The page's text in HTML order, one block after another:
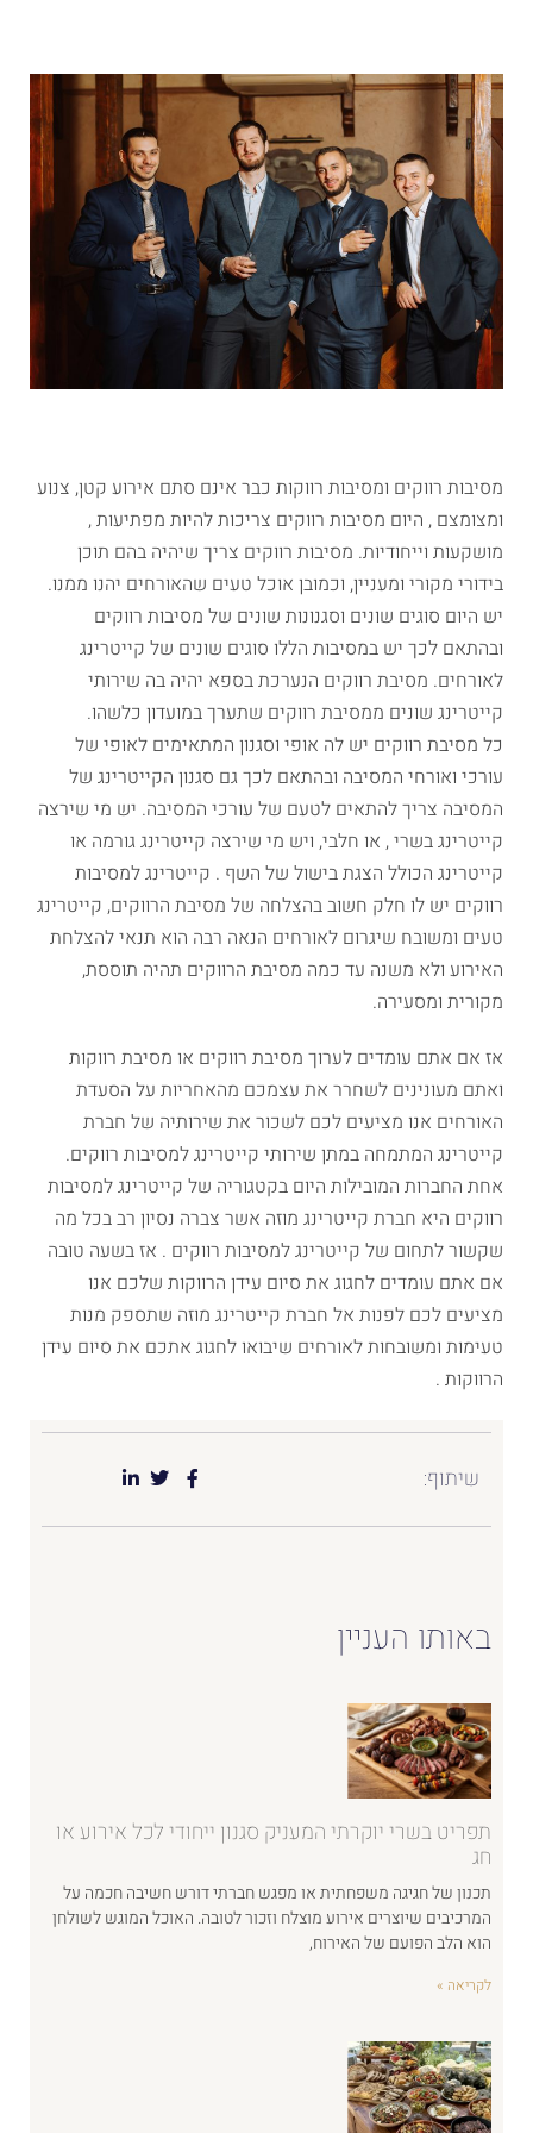
מסיבות רווקים ומסיבות רווקות כבר אינם סתם אירוע קטן, צנוע
ומצומצם , היום מסיבות רווקים צריכות להיות מפתיעות ,
מושקעות וייחודיות. מסיבות רווקים צריך שיהיה בהם תוכן
בידורי מקורי ומעניין, וכמובן אוכל טעים שהאורחים יהנו ממנו.
יש היום סוגים שונים וסגנונות שונים של מסיבות רווקים
ובהתאם לכך יש במסיבות הללו סוגים שונים של קייטרינג
לאורחים. מסיבת רווקים הנערכת בספא יהיה בה שירותי
קייטרינג שונים ממסיבת רווקים שתערך במועדון כלשהו.
כל מסיבת רווקים יש לה אופי וסגנון המתאימים לאופי של
עורכי ואורחי המסיבה ובהתאם לכך גם סגנון הקייטרינג של
המסיבה צריך להתאים לטעם של עורכי המסיבה. יש מי שירצה
קייטרינג בשרי , או חלבי, ויש מי שירצה קייטרינג גורמה או
קייטרינג הכולל הצגת בישול של השף . קייטרינג למסיבות
רווקים יש לו חלק חשוב בהצלחה של מסיבת הרווקים, קייטרינג
טעים ומשובח שיגרום לאורחים הנאה רבה הוא תנאי להצלחת
האירוע ולא משנה עד כמה מסיבת הרווקים תהיה תוססת,
מקורית ומסעירה.
אז אם אתם עומדים לערוך מסיבת רווקים או מסיבת רווקות
ואתם מעונינים לשחרר את עצמכם מהאחריות על הסעדת
האורחים אנו מציעים לכם לשכור את שירותיה של חברת
קייטרינג המתמחה במתן שירותי קייטרינג למסיבות רווקים.
אחת החברות המובילות היום בקטגוריה של קייטרינג למסיבות
רווקים היא חברת קייטרינג מוזה אשר צברה נסיון רב בכל מה
שקשור לתחום של קייטרינג למסיבות רווקים . אז בשעה טובה
אם אתם עומדים לחגוג את סיום עידן הרווקות שלכם אנו
מציעים לכם לפנות אל חברת קייטרינג מוזה שתספק מנות
טעימות ומשובחות לאורחים שיבואו לחגוג אתכם את סיום עידן
הרווקות .
שיתוף:
באותו העניין
תפריט בשרי יוקרתי המעניק סגנון ייחודי לכל אירוע או
חג
תכנון של חגיגה משפחתית או מפגש חברתי דורש חשיבה חכמה על
המרכיבים שיוצרים אירוע מוצלח וזכור לטובה. האוכל המוגש לשולחן
הוא הלב הפועם של האירוח,
לקריאה »